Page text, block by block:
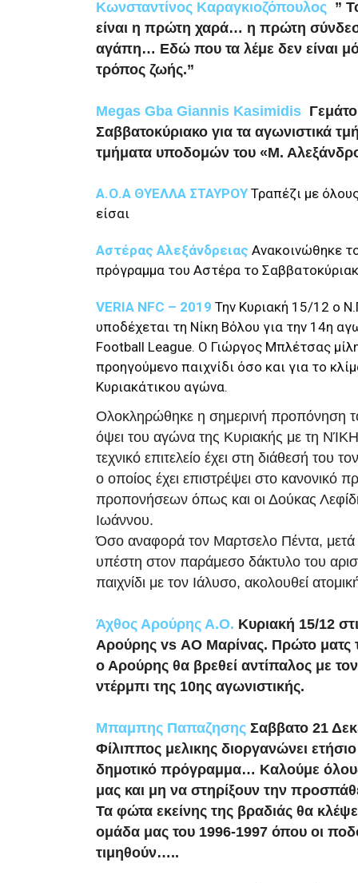
Κωνσταντίνος Καραγκιοζόπουλος ”
είναι η πρώτη χαρά… η πρώτη
αγάπη… Εδώ που τα λέμε δεν είναι
τρόπος ζωής.”
Megas Gba Giannis Kasimidis
Σαββατοκύριακο για τα αγωνιστικά
τμήματα υποδομών του «Μ.
Α.Ο.Α ΘΥΕΛΛΑ ΣΤΑΥΡΟΥ Τραπέζι με
είσαι
Αστέρας Αλεξάνδρειας Ανακοινώθηκε
πρόγραμμα του Αστέρα το
VERIA NFC – 2019 Την Κυριακή 15/12 ο
υποδέχεται τη Νίκη Βόλου για την 14η
Football League. Ο Γιώργος Μπλέτσας
προηγούμενο παιχνίδι όσο και για το
Κυριακάτικου αγώνα.
Ολοκληρώθηκε η σημερινή προπόνηση
όψει του αγώνα της Κυριακής με τη
τεχνικό επιτελείο έχει στη διάθεσή του
ο οποίος έχει επιστρέψει στο κανονικό
προπονήσεων όπως και οι Δούκας
Ιωάννου.
Όσο αναφορά τον Μαρτσελο Πέντα, μετά
υπέστη στον παράμεσο δάκτυλο του
παιχνίδι με τον Ιάλυσο, ακολουθεί
Άχθος Αρούρης Α.Ο. Κυριακή 15/12
Αρούρης vs ΑΟ Μαρίνας. Πρώτο ματς
ο Αρούρης θα βρεθεί αντίπαλος με
ντέρμπι της 10ης αγωνιστικής.
Μπαμπης Παπαζησης Σαββατο 21
Φίλιππος μελικης διοργανώνει
δημοτικό πρόγραμμα… Καλούμε
μας και μη να στηρίξουν την
Τα φώτα εκείνης της βραδιάς θα
ομάδα μας του 1996-1997 όπου οι
τιμηθούν…..